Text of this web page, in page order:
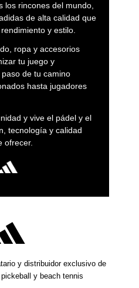
los rincones del mundo,
de alta calidad que
y estilo.
ropa y accesorios
tu juego y
de tu camino
hasta jugadores
y vive el pádel y el
tecnología y calidad
ofrecer.
y distribuidor exclusivo de
y beach tennis